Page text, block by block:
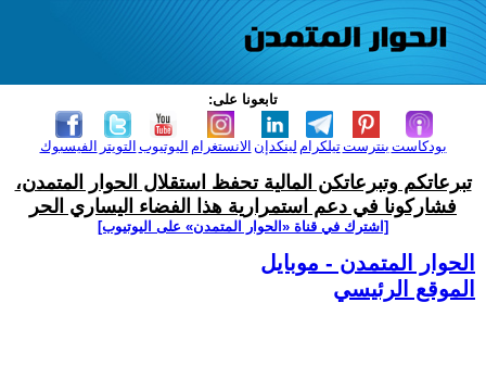
تابعونا على:
الفيسبوك التويتر اليوتيوب الانستغرام لينكدإن تيلكرامبنترست بودكاست
تبرعاتكم وتبرعاتكن المالية تحفظ استقلال الحوار المتمدن،
فشاركونا في دعم استمرارية هذا الفضاء اليساري الحر
[اشترك في قناة ‫«الحوار المتمدن» على اليوتيوب]
الحوار المتمدن - موبايل
الموقع الرئيسي